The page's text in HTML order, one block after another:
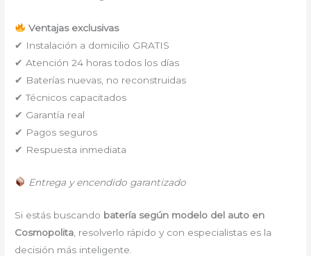
Ventajas exclusivas
✔ Instalación a domicilio GRATIS
✔ Atención 24 horas todos los días
✔ Baterías nuevas, no reconstruidas
✔ Técnicos capacitados
✔ Garantía real
✔ Pagos seguros
✔ Respuesta inmediata
Entrega y encendido garantizado
Si estás buscando batería según modelo del auto en
Cosmopolita , resolverlo rápido y con especialistas es la
decisión más inteligente.